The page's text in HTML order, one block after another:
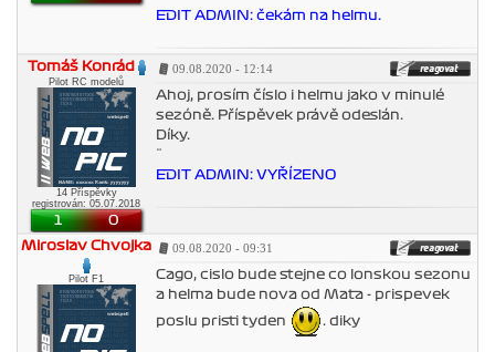
EDIT ADMIN: čekám na helmu.
Tomáš Konrád
Pilot RC modelů
14 Příspěvky
registrován: 05.07.2018
1 0
09.08.2020 - 12:14
Ahoj, prosím číslo i helmu jako v minulé
sezóně. Příspěvek právě odeslán.
Díky.
EDIT ADMIN: VYŘÍZENO
Miroslav Chvojka
Pilot F1
09.08.2020 - 09:31
Cago, cislo bude stejne co lonskou sezonu
a helma bude nova od Maťa - prispevek
poslu pristi tyden
. diky